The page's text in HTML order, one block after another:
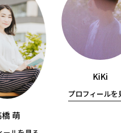
萌
KiKi
プロフィールを